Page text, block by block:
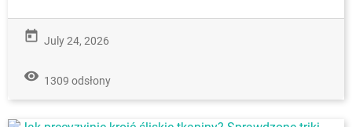
today July 24, 2026
remove_red_eye 1309 odsłony